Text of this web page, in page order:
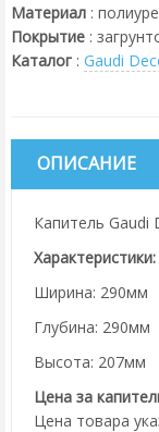
Материал :
Покрытие :
Каталог : Gaudi
ОПИСАНИЕ
Капитель Gaudi
Характеристики:
Ширина: 290мм
Глубина: 290мм
Высота: 207мм
Цена за
Цена товара